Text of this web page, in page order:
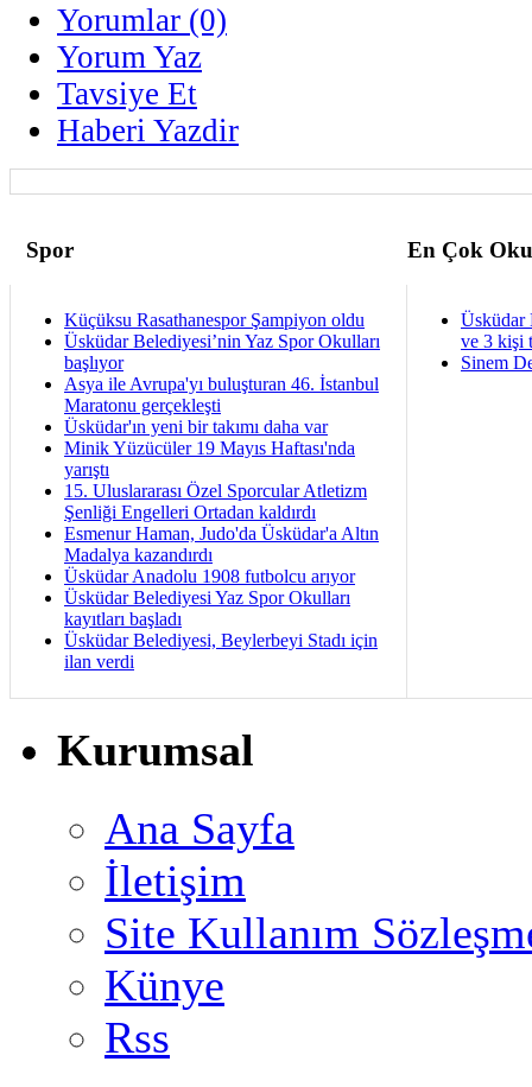
Yorumlar (0)
Yorum Yaz
Tavsiye Et
Haberi Yazdir
Spor En Çok
Küçüksu Rasathanespor Şampiyon oldu
Üsküdar Belediyesi’nin Yaz Spor Okulları
başlıyor
Asya ile Avrupa'yı buluşturan 46. İstanbul
Maratonu gerçekleşti
Üsküdar'ın yeni bir takımı daha var
Minik Yüzücüler 19 Mayıs Haftası'nda
yarıştı
15. Uluslararası Özel Sporcular Atletizm
Şenliği Engelleri Ortadan kaldırdı
Esmenur Haman, Judo'da Üsküdar'a Altın
Madalya kazandırdı
Üsküdar Anadolu 1908 futbolcu arıyor
Üsküdar Belediyesi Yaz Spor Okulları
kayıtları başladı
Üsküdar Belediyesi, Beylerbeyi Stadı için
ilan verdi
Üsküdar
ve 3 kişi
Sinem
Kurumsal
Ana Sayfa
İletişim
Site Kullanım
Künye
Rss